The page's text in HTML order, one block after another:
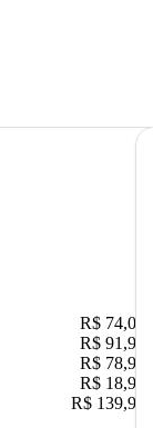
R$ 74,00
R$ 91,90
R$ 78,90
R$ 18,90
R$ 139,90